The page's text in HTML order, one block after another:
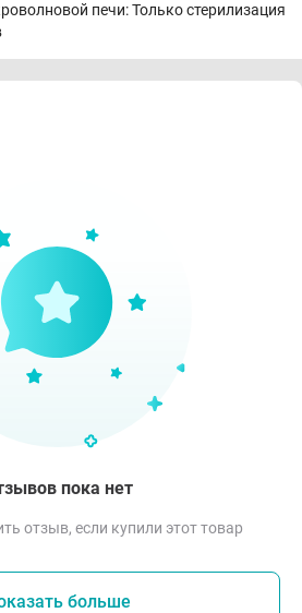
печи: Только стерилизация
пока нет
отзыв, если купили этот товар
больше